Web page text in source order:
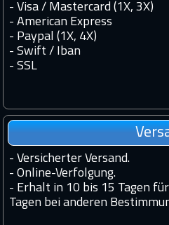
- Visa / Mastercard (1X, 3X)
- American Express
- Paypal (1X, 4X)
- Swift / Iban
- SSL
- Versicherter Versand.
- Online-Verfolgung.
- Erhalt in 10 bis 15 Tagen
Tagen bei anderen